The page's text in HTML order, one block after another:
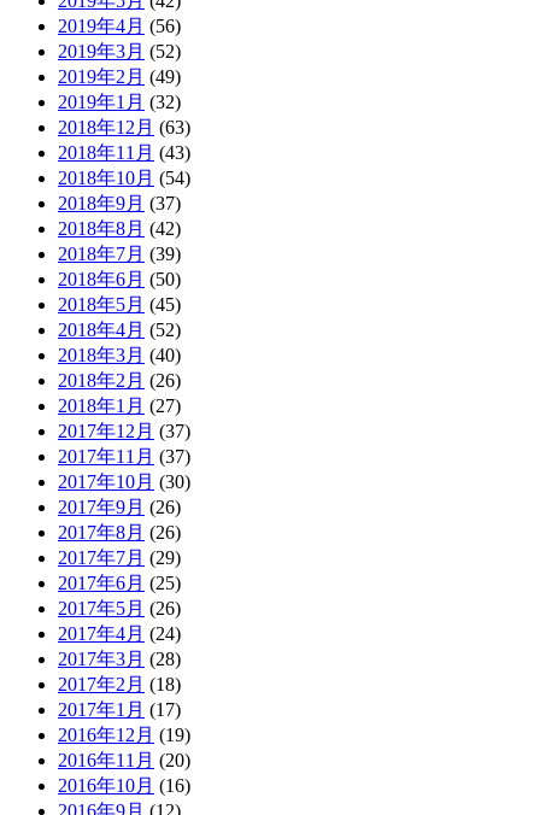
2019年4月 (56)
2019年3月 (52)
2019年2月 (49)
2019年1月 (32)
2018年12月 (63)
2018年11月 (43)
2018年10月 (54)
2018年9月 (37)
2018年8月 (42)
2018年7月 (39)
2018年6月 (50)
2018年5月 (45)
2018年4月 (52)
2018年3月 (40)
2018年2月 (26)
2018年1月 (27)
2017年12月 (37)
2017年11月 (37)
2017年10月 (30)
2017年9月 (26)
2017年8月 (26)
2017年7月 (29)
2017年6月 (25)
2017年5月 (26)
2017年4月 (24)
2017年3月 (28)
2017年2月 (18)
2017年1月 (17)
2016年12月 (19)
2016年11月 (20)
2016年10月 (16)